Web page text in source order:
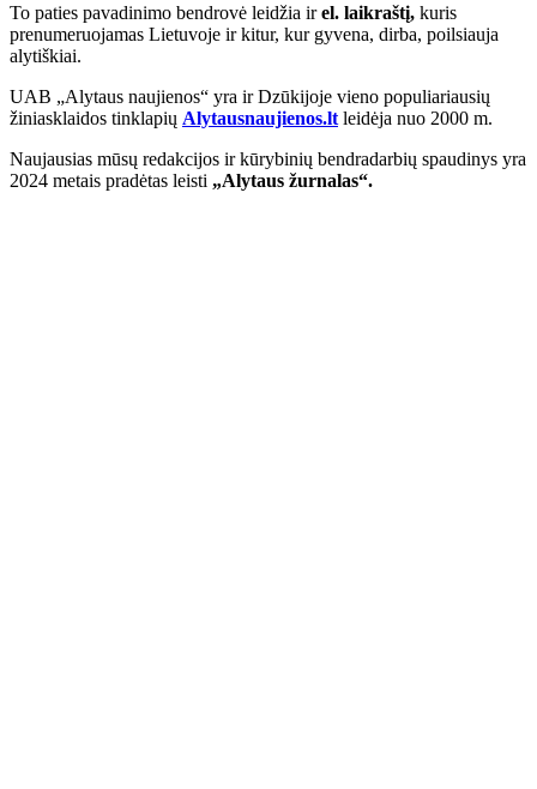
To paties pavadinimo bendrovė leidžia irel. laikraštį, kuris
prenumeruojamas Lietuvoje ir kitur, kur gyvena, dirba, poilsiauja
alytiškiai.
UAB „Alytaus naujienos“ yra ir Dzūkijoje vieno populiariausių
žiniasklaidos tinklapių Alytausnaujienos.lt leidėja nuo 2000 m.
Naujausias mūsų redakcijos ir kūrybinių bendradarbių spaudinys yra
2024 metais pradėtas leisti „Alytaus žurnalas“.